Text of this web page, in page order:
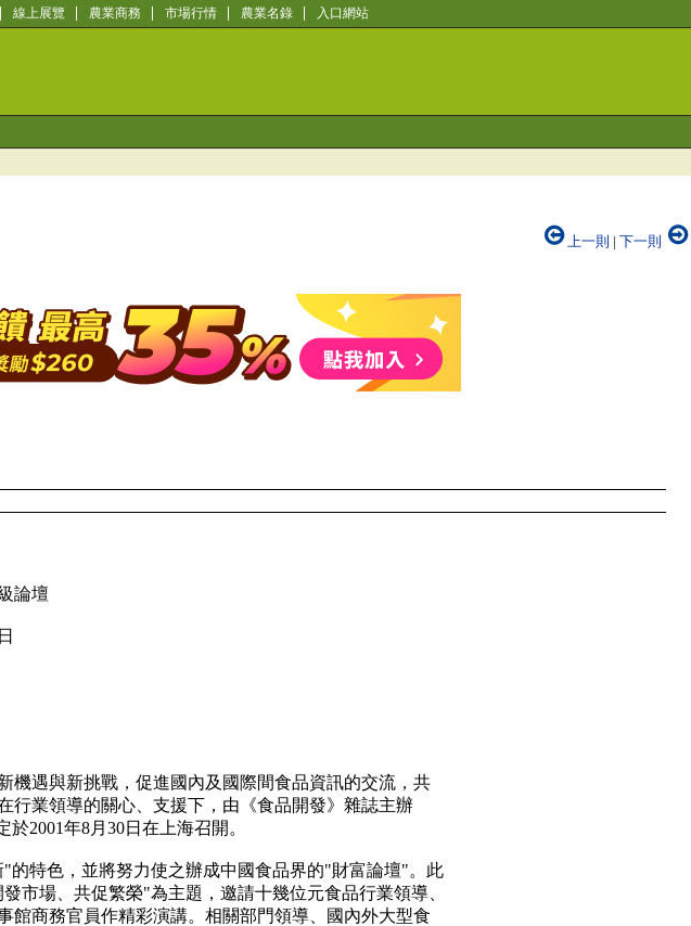
線上展覽 農業商務 市場行情 農業名錄 入口網站
上一則 | 下一則
級論壇
機遇與新挑戰，促進國內及國際間食品資訊的交流，共
行業領導的關心、支援下，由《食品開發》雜誌主辦
2001年8月30日在上海召開。
的特色，並將努力使之辦成中國食品界的"財富論壇"。此
市場、共促繁榮"為主題，邀請十幾位元食品行業領導、
館商務官員作精彩演講。相關部門領導、國內外大型食